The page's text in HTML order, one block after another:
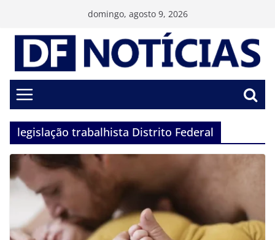
conteúdo
domingo, agosto 9, 2026
legislação trabalhista Distrito Federal